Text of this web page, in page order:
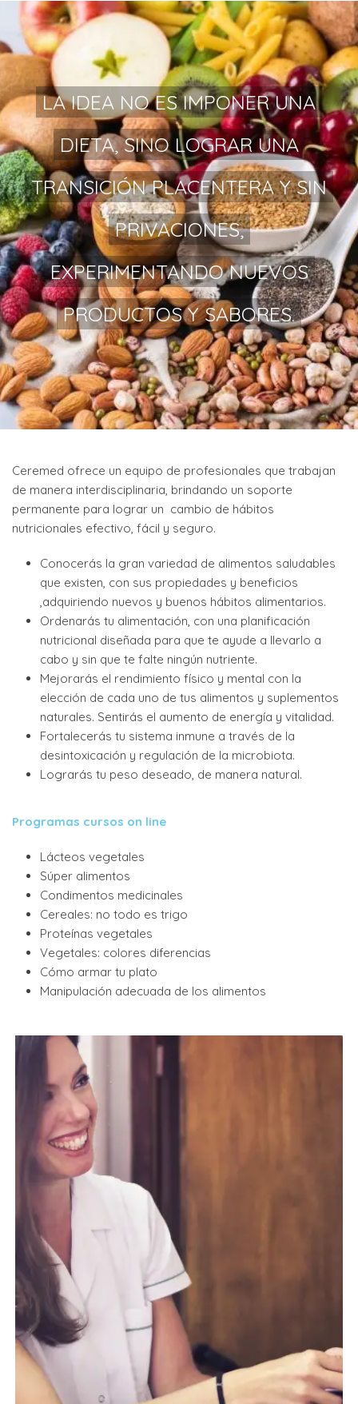
LA IDEA NO ES IMPONER UNA
DIETA, SINO LOGRAR UNA
TRANSICIÓN PLACENTERA Y SIN
PRIVACIONES,
EXPERIMENTANDO NUEVOS
PRODUCTOS Y SABORES.
Ceremed ofrece un equipo de profesionales que trabajan
de manera interdisciplinaria, brindando un soporte
permanente para lograr un cambio de hábitos
nutricionales efectivo, fácil y seguro.
Conocerás la gran variedad de alimentos saludables
que existen, con sus propiedades y beneficios
,adquiriendo nuevos y buenos hábitos alimentarios.
Ordenarás tu alimentación, con una planificación
nutricional diseñada para que te ayude a llevarlo a
cabo y sin que te falte ningún nutriente.
Mejorarás el rendimiento físico y mental con la
elección de cada uno de tus alimentos y suplementos
naturales. Sentirás el aumento de energía y vitalidad.
Fortalecerás tu sistema inmune a través de la
desintoxicación y regulación de la microbiota.
Lograrás tu peso deseado, de manera natural.
Programas cursos on line
Lácteos vegetales
Súper alimentos
Condimentos medicinales
Cereales: no todo es trigo
Proteínas vegetales
Vegetales: colores diferencias
Cómo armar tu plato
Manipulación adecuada de los alimentos